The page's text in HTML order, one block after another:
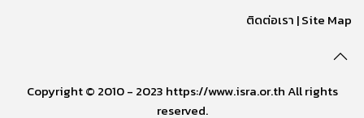
ติดต่อเรา |Site Map
Copyright © 2010 - 2023 https://www.isra.or.th All rights
reserved.